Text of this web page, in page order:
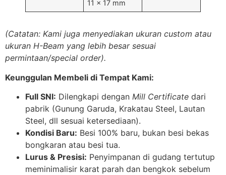
11 x 17 mm
(Catatan: Kami juga menyediakan ukuran custom atau
ukuran H-Beam yang lebih besar sesuai
permintaan/special order).
Keunggulan Membeli di Tempat Kami:
Full SNI: Dilengkapi dengan Mill Certificate dari
pabrik (Gunung Garuda, Krakatau Steel, Lautan
Steel, dll sesuai ketersediaan).
Kondisi Baru: Besi 100% baru, bukan besi bekas
bongkaran atau besi tua.
Lurus & Presisi: Penyimpanan di gudang tertutup
meminimalisir karat parah dan bengkok sebelum